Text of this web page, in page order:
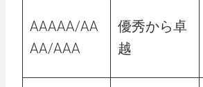
AAAAA/AA
AA/AAA
優秀から卓
越